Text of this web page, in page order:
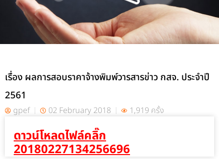
เรื่อง ผลการสอบราคาจ้างพิมพ์วารสารข่าว กสจ. ประจำปี
2561
gpef 02 February 2018 1,919 ครั้ง
ดาวน์โหลดไฟล์คลิ๊ก
20180227134256696